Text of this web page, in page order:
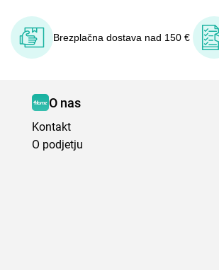
Brezplačna dostava nad 150 €
O nas
Kontakt
O podjetju